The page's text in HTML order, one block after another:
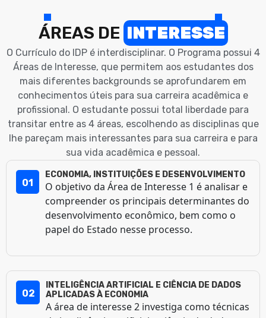
ÁREAS DE INTERESSE
O Currículo do IDP é interdisciplinar. O Programa possui 4
Áreas de Interesse, que permitem aos estudantes dos
mais diferentes backgrounds se aprofundarem em
conhecimentos úteis para sua carreira acadêmica e
profissional. O estudante possui total liberdade para
transitar entre as 4 áreas, escolhendo as disciplinas que
lhe pareçam mais interessantes para sua carreira e para
sua vida acadêmica e pessoal.
01
ECONOMIA, INSTITUIÇÕES E DESENVOLVIMENTO
O objetivo da Área de Interesse 1 é analisar e
compreender os principais determinantes do
desenvolvimento econômico, bem como o
papel do Estado nesse processo.
02
INTELIGÊNCIA ARTIFICIAL E CIÊNCIA DE DADOS
APLICADAS À ECONOMIA
A área de interesse 2 investiga como técnicas